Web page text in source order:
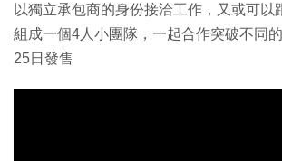
以獨立承包商的身份接洽工作，又或可以
組成一個4人小團隊，一起合作突破不同
25日發售